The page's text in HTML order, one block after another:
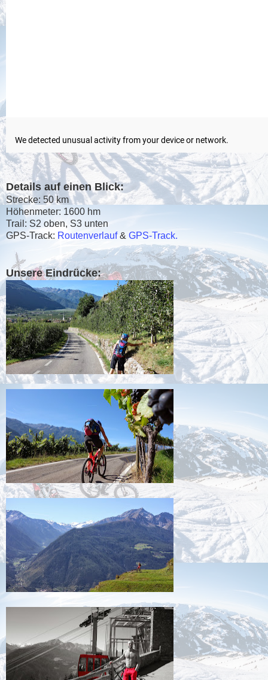
Details auf einen Blick:
Strecke: 50 km
Höhenmeter: 1600 hm
Trail: S2 oben, S3 unten
GPS-Track: Routenverlauf& GPS-Track.
Unsere Eindrücke: